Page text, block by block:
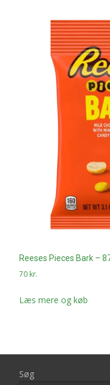
Reeses Pieces Bark –
70 kr.
Læs mere og køb
Søg